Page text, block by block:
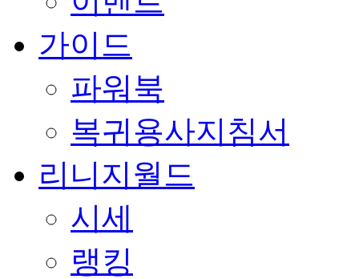
가이드
파워북
복귀용사지침서
리니지월드
시세
랭킹